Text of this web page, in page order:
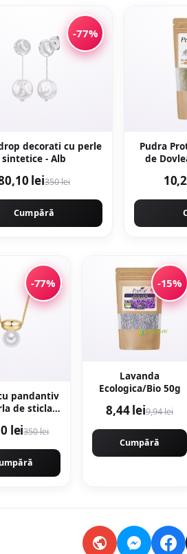
-77%
decorati cu perle
sintetice - Alb
lei350 lei
Cumpără
Pudra
de
-77%
pandantiv
de sticla -
lei350 lei
-15%
Lavanda
Ecologica/Bio 50g
8,44 lei9,94 lei
Cumpără